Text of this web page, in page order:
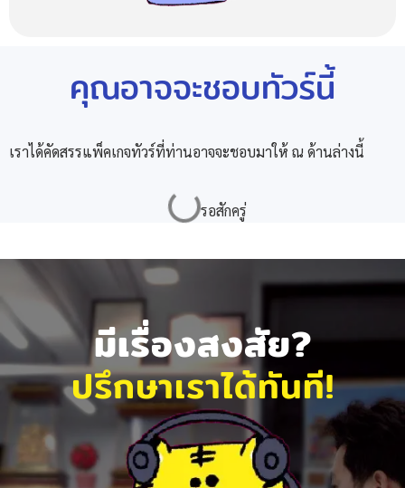
คุณอาจจะชอบทัวร์นี้
เราได้คัดสรรแพ็คเกจทัวร์ที่ท่านอาจจะชอบมาให้ ณ ด้านล่างนี้
มีเรื่องสงสัย?
ปรึกษาเราได้ทันที!